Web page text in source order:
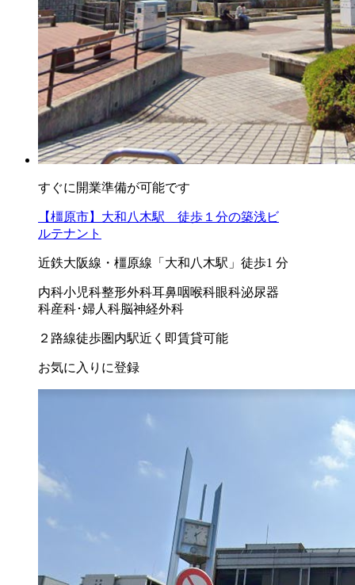
すぐに開業準備が可能です
【橿原市】大和八木駅 徒歩１分の築浅ビ
ルテナント
近鉄大阪線・橿原線「大和八木駅」徒歩1 分
内科小児科整形外科耳鼻咽喉科眼科泌尿器
科産科･婦人科脳神経外科
２路線徒歩圏内駅近く 即賃貸可能
お気に入りに登録